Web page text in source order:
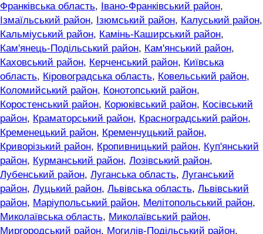
Франківська область, Івано-Франківський район,
Ізмаїльський район, Ізюмський район, Калуський район,
Кальміуський район, Камінь-Каширський район,
Кам'янець-Подільський район, Кам'янський район,
Каховський район, Керченський район, Київська
область, Кіровоградська область, Ковельський район,
Коломийський район, Конотопський район,
Коростенський район, Корюківський район, Косівський
район, Краматорський район, Красноградський район,
Кременецький район, Кременчуцький район,
Криворізький район, Кропивницький район, Куп'янський
район, Курманський район, Лозівський район,
Лубенський район, Луганська область, Луганський
район, Луцький район, Львівська область, Львівський
район, Маріупольський район, Мелітопольський район,
Миколаївська область, Миколаївський район,
Миргородський район, Могилів-Подільський район,